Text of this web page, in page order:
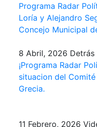
Programa Radar
Loría y Alejandro
Concejo Municipal
8 Abril, 2026
¡Programa Radar
situacion del
Grecia.
11 Febrero, 2026